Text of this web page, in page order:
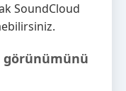
SoundCloud
görünümünü